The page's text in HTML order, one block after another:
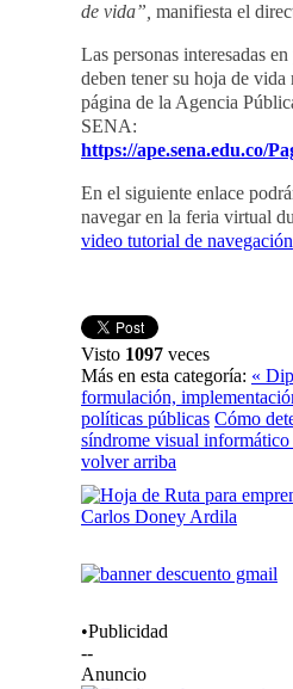
de vida”, manifiesta el
Las personas interesadas
deben tener su hoja de vida
página de la Agencia
SENA:
https://ape.sena.edu.co/
En el siguiente enlace
navegar en la feria virtual
video tutorial de navegación
Visto 1097 veces
Más en esta categoría: «
formulación,
políticas públicas Cómo
síndrome visual informático
volver arriba
•Publicidad
--
Anuncio